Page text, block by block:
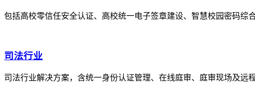
包括高校零信任安全认证、高校统一电子签章建设、智慧校园密码综
司法行业
司法行业解决方案，含统一身份认证管理、在线庭审、庭审现场及远